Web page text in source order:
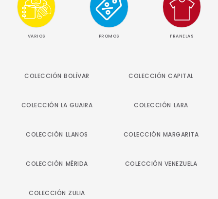
VARIOS PROMOS FRANELAS
COLECCIÓN BOLÍVAR COLECCIÓN CAPITAL
COLECCIÓN LA GUAIRA COLECCIÓN LARA
COLECCIÓN LLANOS COLECCIÓN MARGARITA
COLECCIÓN MÉRIDA COLECCIÓN VENEZUELA
COLECCIÓN ZULIA